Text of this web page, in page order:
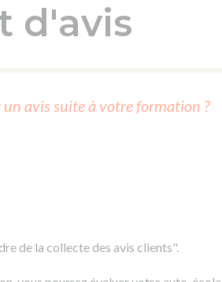
d'avis
avis suite à votre formation ?
de la collecte des avis clients".